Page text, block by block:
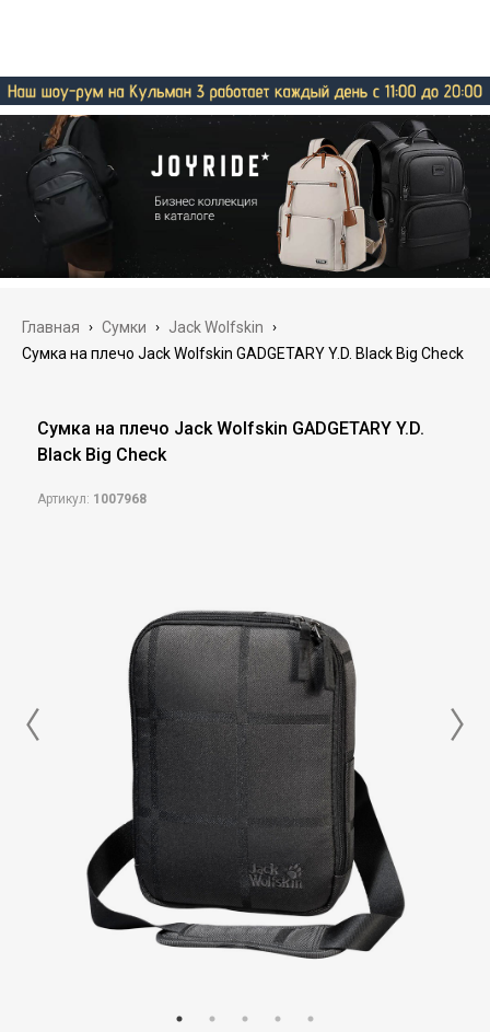
Главная › Сумки › Jack Wolfskin ›
Сумка на плечо Jack Wolfskin GADGETARY Y.D. Black Big Check
Сумка на плечо Jack Wolfskin GADGETARY Y.D.
Black Big Check
Артикул: 1007968